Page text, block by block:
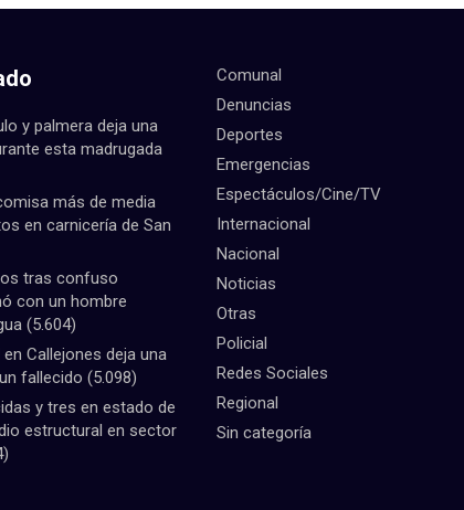
y palmera deja una
esta madrugada
más de media
en carnicería de San
tras confuso
con un hombre
(5.604)
Callejones deja una
fallecido (5.098)
y tres en estado de
estructural en sector
Comunal
Denuncias
Deportes
Emergencias
Espectáculos/Cine/TV
Internacional
Nacional
Noticias
Otras
Policial
Redes Sociales
Regional
Sin categoría